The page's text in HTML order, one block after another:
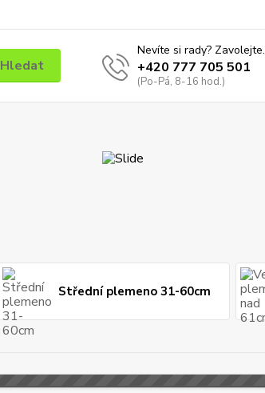
Hledat
Nevíte si rady? Zavolejte.
+420 777 705 501
(Po-Pá, 8-16 hod.)
Střední plemeno 31-60cm